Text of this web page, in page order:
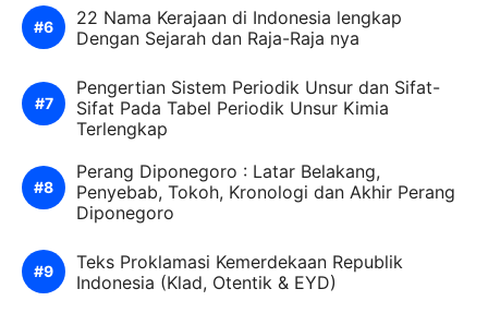
22 Nama Kerajaan di Indonesia lengkap
Dengan Sejarah dan Raja-Raja nya
Pengertian Sistem Periodik Unsur dan Sifat-
Sifat Pada Tabel Periodik Unsur Kimia
Terlengkap
Perang Diponegoro : Latar Belakang,
Penyebab, Tokoh, Kronologi dan Akhir Perang
Diponegoro
Teks Proklamasi Kemerdekaan Republik
Indonesia (Klad, Otentik & EYD)